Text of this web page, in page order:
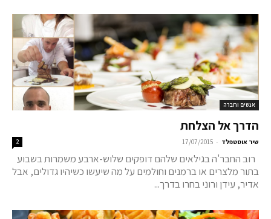
אנשים וחברה
הדרך אל הצלחת
שיר אוסטפלד -
17/07/2015
2
רוב החבר'ה בגילאים שלהם דופקים שלוש-ארבע משמרות בשבוע
בתור מלצרים או ברמנים וחולמים על מה שיעשו כשיהיו גדולים, אבל
אדיר, עידן ורוני בחרו בדרך...